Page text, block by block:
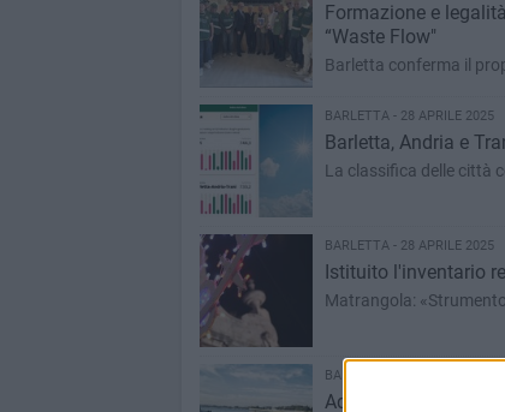
Formazione e
“Waste Flow"
Barletta conferma il
BARLETTA - 28 APRILE 2025
Barletta, Andria e
La classifica delle città
BARLETTA - 28 APRILE 2025
Istituito l'inventario
Matrangola:
BARLETTA - 25 APRILE 2025
Addio a Papa